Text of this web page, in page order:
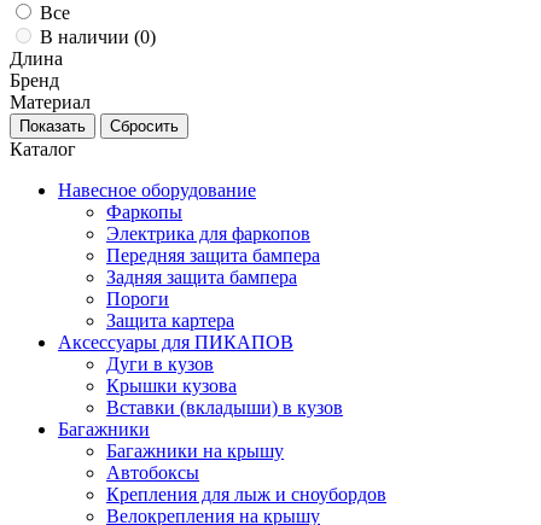
Все
В наличии (0)
Длина
Бренд
Материал
Каталог
Навесное оборудование
Фаркопы
Электрика для фаркопов
Передняя защита бампера
Задняя защита бампера
Пороги
Защита картера
Аксессуары для ПИКАПОВ
Дуги в кузов
Крышки кузова
Вставки (вкладыши) в кузов
Багажники
Багажники на крышу
Автобоксы
Крепления для лыж и сноубордов
Велокрепления на крышу